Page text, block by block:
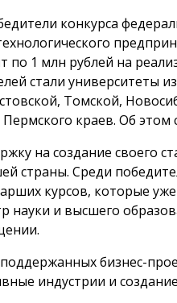
конкурса
по 1 млн рублей на
стали университеты
Томской,
краев. Об
на создание своего
страны. Среди
курсов, которые
науки и высшего
бизнес-
индустрии и